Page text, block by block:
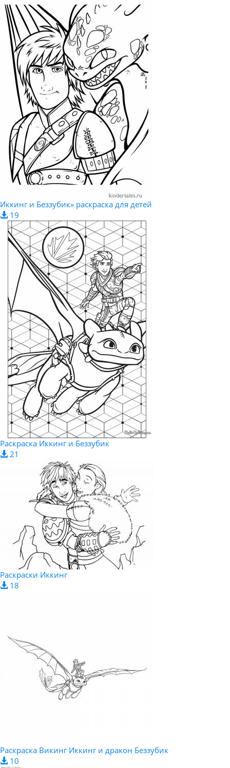
Иккинг и Беззубик» раскраска для детей
19
Раскраска Иккинг и Беззубик
21
Раскраски Иккинг
18
Раскраска Викинг Иккинг и дракон Беззубик
10